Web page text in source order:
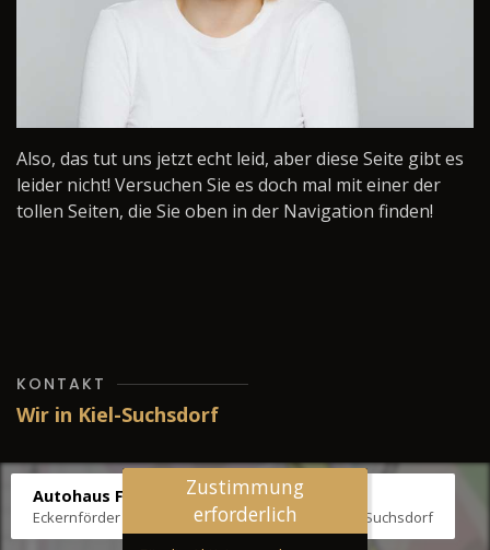
Also, das tut uns jetzt echt leid, aber diese Seite gibt es
leider nicht! Versuchen Sie es doch mal mit einer der
tollen Seiten, die Sie oben in der Navigation finden!
KONTAKT
Wir in Kiel-Suchsdorf
Autohaus Fräter
Eckernförder Str. /Klausbrooker Weg 1, 24107 Kiel-Suchsdorf
Zustimmung
erforderlich